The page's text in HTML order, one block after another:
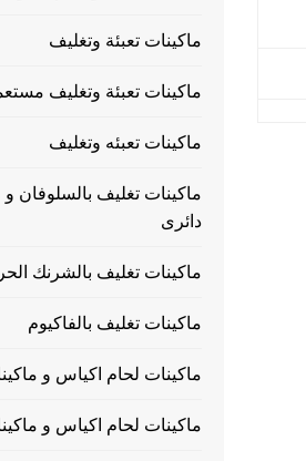
ماكينات تعبئة وتغليف
ماكينات تعبئة وتغليف
ماكينات تعبئه وتغليف
ماكينات تغليف بالسلوفان
دائرى
ماكينات تغليف بالشرنك
ماكينات تغليف بالفاكيوم
ماكينات لحام اكياس و
ماكينات لحام اكياس و